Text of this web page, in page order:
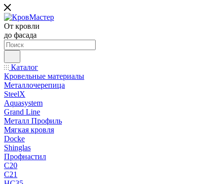
От кровли
до фасада
Каталог
Кровельные материалы
Металлочерепица
SteelX
Aquasystem
Grand Line
Металл Профиль
Мягкая кровля
Docke
Shinglas
Профнастил
C20
C21